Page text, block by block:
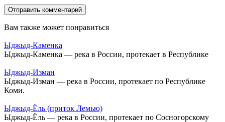
Вам также может понравиться
Ыджыд-Каменка
Ыджыд-Каменка — река в России, протекает в Республике
Ыджыд-Изман
Ыджыд-Изман — река в России, протекает по Республике
Коми.
Ыджыд-Ёль (приток Лемью)
Ыджыд-Ёль — река в России, протекает по Сосногорскому